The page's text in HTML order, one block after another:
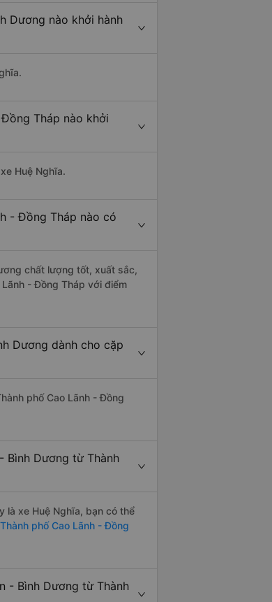
Dương nào khởi hành
Tháp nào khởi
Huệ Nghĩa.
- Đồng Tháp nào có
chất lượng tốt, xuất sắc,
- Đồng Tháp với điểm
Dương dành cho cặp
phố Cao Lãnh - Đồng
Bình Dương từ Thành
là xe Huệ Nghĩa, bạn có thể
phố Cao Lãnh - Đồng
- Bình Dương từ Thành